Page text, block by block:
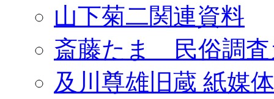
山下菊二関連資料
斎藤たま 民俗調査
及川尊雄旧蔵 紙媒